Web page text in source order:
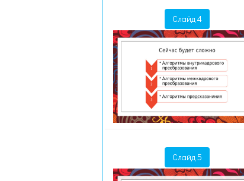
Слайд 4
Слайд 5